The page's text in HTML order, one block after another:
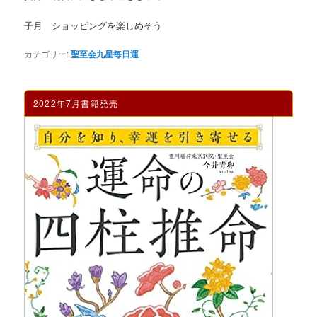
子月 ショッピングを楽しめそう
カテゴリー:聖至会九星毎日運
2022年7月書籍発売